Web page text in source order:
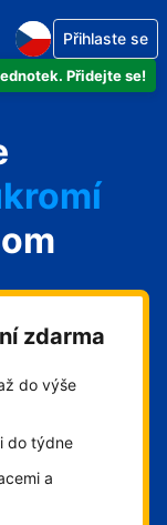
Přidejte se!
Přihlaste se
zdarma
do výše
do týdne
a